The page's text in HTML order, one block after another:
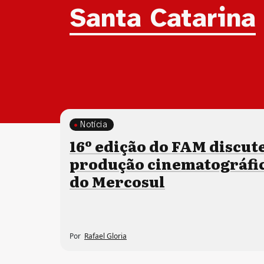
Tag:
Santa Catarina
Notícia
16º edição do FAM
produção
do Mercosul
Por Rafael Gloria